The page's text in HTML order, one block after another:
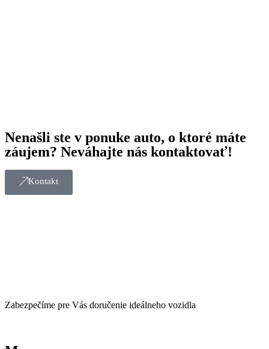
Nenašli ste v ponuke auto, o ktoré máte
záujem? Neváhajte nás kontaktovať!
Kontakt
Zabezpečíme pre Vás doručenie ideálneho vozidla